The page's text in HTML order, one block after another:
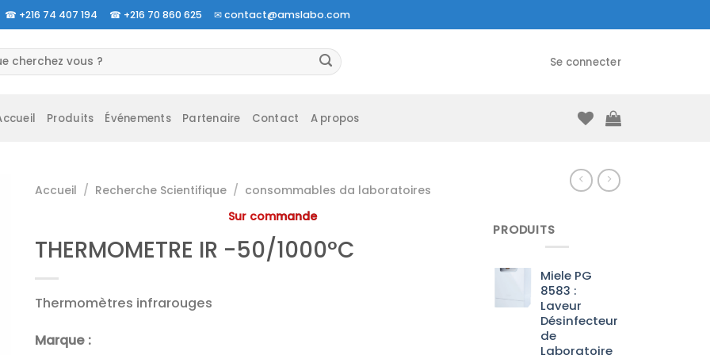
☎ +216 74 407 194 ☎ +216 70 860 625 ✉contact@amslabo.com
Se connecter
Produits Événements Partenaire Contact A propos
Accueil / Recherche Scientifique / consommables da laboratoires
Sur commande
THERMOMETRE IR -50/1000°C
Thermomètres infrarouges
Marque :
PRODUITS
Miele PG
8583 :
Laveur
Désinfecteur
de
Laboratoire